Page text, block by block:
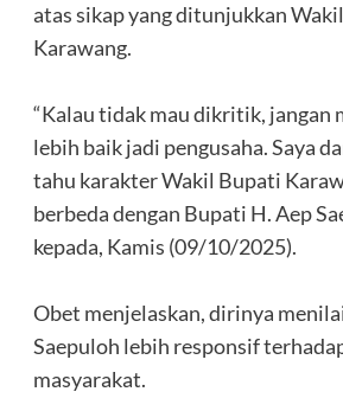
atas sikap yang ditunjukkan
Karawang.
‎“Kalau tidak mau dikritik, jangan
lebih baik jadi pengusaha. Saya
tahu karakter Wakil Bupati
berbeda dengan Bupati H. Aep
kepada, Kamis (09/10/2025).
‎Obet menjelaskan, dirinya
Saepuloh lebih responsif
masyarakat.